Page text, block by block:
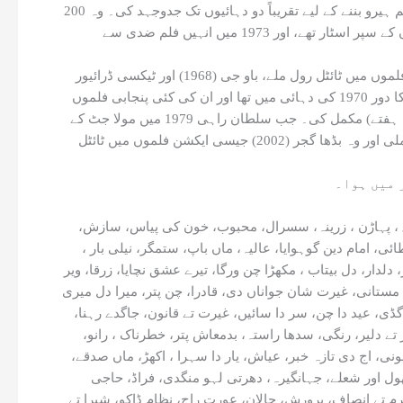
یوسف خان ان چند اداکاروں میں سے ایک تھے جن کی اداکاری اور ڈائیلاگ ڈیلیوری بہت فطری اور سادہ تھی۔ انہوں نے ایک سپر اسٹار فلم ہیرو بننے کے لیے تقریباً دو دہائیوں تک جدوجہد کی۔ وہ 200
سے زائد فلموں میں نظر آئے، 1/4 اردو فلمیں تھیں، لیکن وہ کبھی بھی اردو فلموں میں سپر اسٹار نہیں بن سکے۔ وہ صرف پنجابی فلموں کے سپر اسٹار تھے، اور 1973 میں انہیں فلم ضدی سے
ان کی پہلی پنجابی فلم 1962 میں پہاڑن تھی لیکن انہیں 1950/60 کی دہائی میں معاون اداکار کے طور پر جانا جاتا تھا۔ اگرچہ انہیں دو فلموں میں ٹائٹل رول ملے، باو جی (1968) اور ٹیکسی ڈرائیور
(1970) اور بطور سولو ہیرو بابل (1971) ایک سپر ہٹ فلم تھی، لیکن سولو ہیرو کے طور پر دیگر تمام فلمیں فلاپ ہوگئیں۔ ان کا عروج کا دور 1970 کی دہائی میں تھا اور ان کی کئی پنجابی فلموں
نے بڑی جوبلیاں منائی تھیں۔ ان کی فلم خطرناک (1974) پہلی پنجابی فلم تھی جس نے لاہور اور کراچی میں بیک وقت ڈائمنڈ جوبلی (100 ہفتے) مکمل کی۔ جب سلطان راہی 1979 میں مولا جٹ کے
بعد غالب ہیرو بنے۔ یوسف خان کو دوبارہ دوسری پسند کی طرف دھکیل دیا گیا، لیکن انہیں 2000 میں پرانے کرداروں میں بڑی کامیابی ملی اور وہ بڈھا گجر (2002) جیسی ایکشن فلموں میں ٹائٹل
پہاڑن ، زرینہ، سسرال، محبوب، خون کی پیاس، سازش،
امام دین گوہوایا، عالیہ، ماں باپ، ستمگر، نیلی بار ،
دل بیتاب ، مکھڑا چن ورگا، تیرے عشق نچایا، زرقا، ویر
مستانی، غیرت شان جواناں دی، قادرا، چن پتر، میرا دل میری
عید دا چن، سر دا سائیں، غیرت تے قانون، جاگدے رہنا،
دلیر، رنگی، سدھا راستہ، بدمعاش پتر، خطرناک ، رانو،
اج دی تازہ خبر، عیاش، یار دا سہرا ، اکھڑ، ماں صدقے،
اور شعلے، جہانگیرہ، دھرتی لہو منگدی، فراڈ، حاجی
تے انصاف، پرورش، چالان، عورت راج، نظام ڈاکو، شیرا تے